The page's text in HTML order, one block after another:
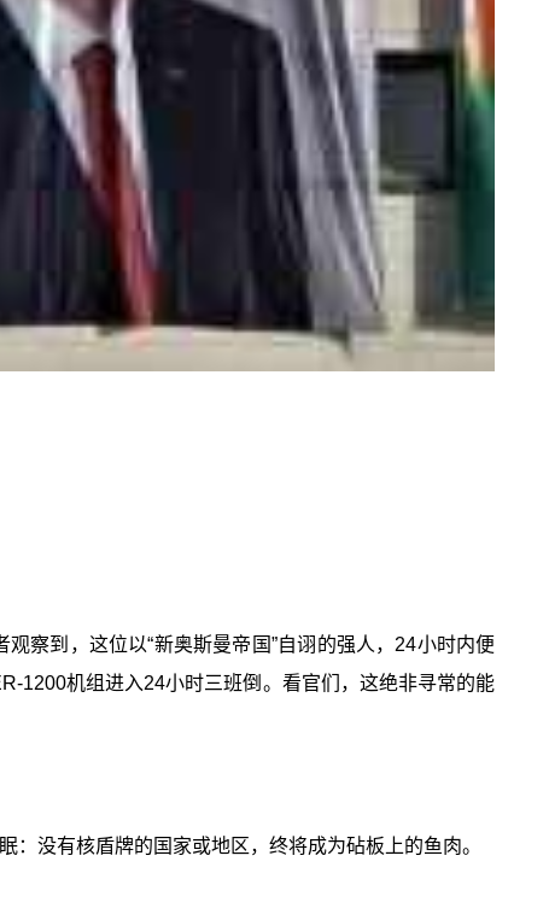
察到，这位以“新奥斯曼帝国”自诩的强人，24小时内便
1200机组进入24小时三班倒。看官们，这绝非寻常的能
没有核盾牌的国家或地区，终将成为砧板上的鱼肉。